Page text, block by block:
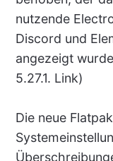
nutzende
Discord und
angezeigt
5.27.1. Link)
Die neue